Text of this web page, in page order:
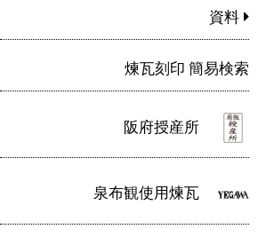
資料
煉瓦刻印 簡易検索
阪府授産所
泉布観使用煉瓦